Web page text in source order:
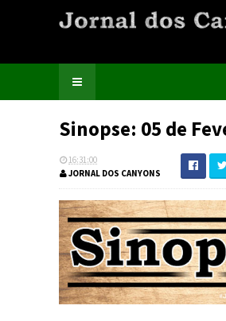
Sinopse: 05 de
16:31:00
JORNAL DOS CANYONS